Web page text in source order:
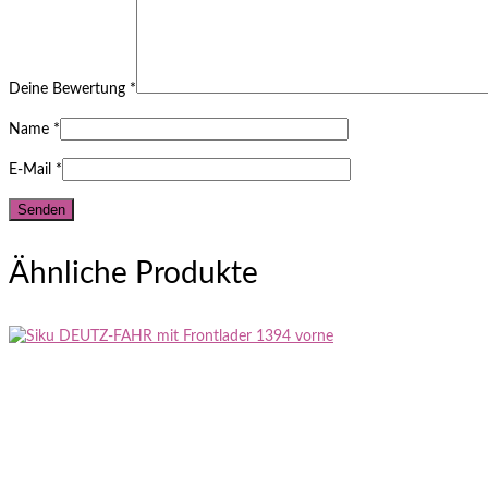
Deine Bewertung *
Name *
E-Mail *
Ähnliche Produkte